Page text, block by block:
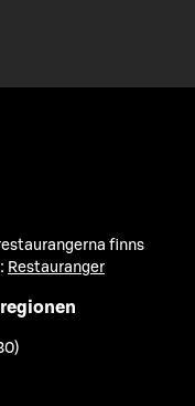
finns
Restauranger